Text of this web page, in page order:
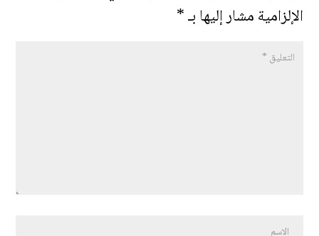
الإلزامية مشار إليها بـ*